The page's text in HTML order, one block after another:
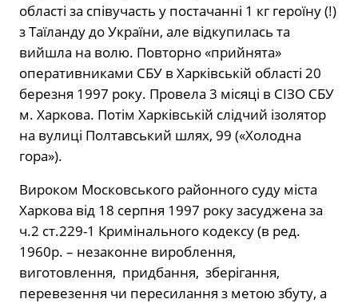
області за співучасть у постачанні 1 кг героїну (!)
з Таїланду до України, але відкупилась та
вийшла на волю. Повторно «прийнята»
оперативниками СБУ в Харківській області 20
березня 1997 року. Провела 3 місяці в СІЗО СБУ
м. Харкова. Потім Харківській слідчий ізолятор
на вулиці Полтавський шлях, 99 («Холодна
гора»).
Вироком Московського районного суду міста
Харкова від 18 серпня 1997 року засуджена за
ч.2 ст.229-1 Кримінального кодексу (в ред.
1960р. – незаконне вироблення,
виготовлення, придбання, зберігання,
перевезення чи пересилання з метою збуту, а